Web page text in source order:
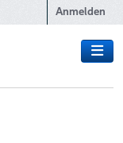
Anmelden